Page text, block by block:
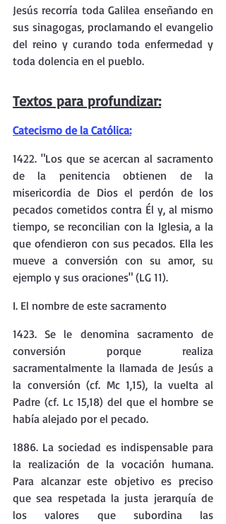
Jesús recorría toda Galilea enseñando en
sus sinagogas, proclamando el evangelio
del reino y curando toda enfermedad y
toda dolencia en el pueblo.
Textos para profundizar:
Catecismo de la Católica:
1422. "Los que se acercan al sacramento
de la penitencia obtienen de la
misericordia de Dios el perdón de los
pecados cometidos contra Él y, al mismo
tiempo, se reconcilian con la Iglesia, a la
que ofendieron con sus pecados. Ella les
mueve a conversión con su amor, su
ejemplo y sus oraciones" (LG 11).
I. El nombre de este sacramento
1423. Se le denomina sacramento de
conversión porque realiza
sacramentalmente la llamada de Jesús a
la conversión (cf. Mc 1,15), la vuelta al
Padre (cf. Lc 15,18) del que el hombre se
había alejado por el pecado.
1886. La sociedad es indispensable para
la realización de la vocación humana.
Para alcanzar este objetivo es preciso
que sea respetada la justa jerarquía de
los valores que subordina las